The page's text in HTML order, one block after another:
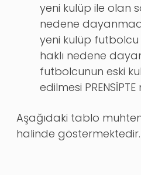
yeni kulüp ile olan
nedene
yeni kulüp futbolcu
haklı nedene
futbolcunun eski
edilmesi
Aşağıdaki tablo
halinde göstermektedir.